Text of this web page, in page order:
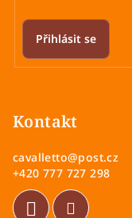
Přihlásit se
Kontakt
cavalletto@post.cz
+420 777 727 298